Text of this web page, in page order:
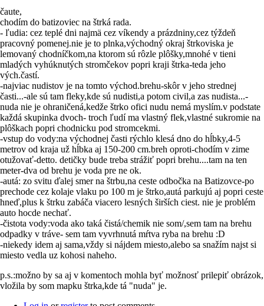
čaute,
chodím do batizoviec na štrká rada.
- ľudia: cez teplé dni najmä cez víkendy a prázdniny,cez týždeň
pracovný pomenej.nie je to plnka,východný okraj štrkoviska je
lemovaný chodníčkom,na ktorom sú rôzle plôšky,mnohé v tieni
mladých vyhúknutých stromčekov popri kraji štrka-teda jeho
vých.častí.
-najviac nudistov je na tomto východ.brehu-skôr v jeho strednej
časti...-ale sú tam fleky,kde sú nudisti,a potom civil,a zas nudista...-
nuda nie je ohraničená,kedže štrko ofici nudu nemá myslím.v podstate
každá skupinka dvoch- troch ľudí ma vlastný flek,vlastné sukromie na
plôškach popri chodnicku pod stromcekmi.
-vstup do vody:na východnej časti rýchlo klesá dno do hĺbky,4-5
metrov od kraja už hĺbka aj 150-200 cm.breh oproti-chodím v zime
otužovať-detto. detičky bude treba strážiť popri brehu....tam na ten
meter-dva od brehu je voda pre ne ok.
-autá: zo svitu ďalej smer na štrbu,na ceste odbočka na Batizovce-po
prechode cez kolaje vlaku po 100 m je štrko,autá parkujú aj popri ceste
hneď,plus k štrku zabáča viacero lesných širších ciest. nie je problém
auto hocde nechať.
-čistota vody:voda ako taká čistá/chemik nie som/,sem tam na brehu
odpadky v tráve- sem tam vyvrhnutá mŕtva ryba na brehu :D
-niekedy idem aj sama,vždy si nájdem miesto,alebo sa snažím najst si
miesto vedla uz kohosi naheho.
p.s.:možno by sa aj v komentoch mohla byť možnosť prilepiť obrázok,
vložila by som mapku štrka,kde tá "nuda" je.